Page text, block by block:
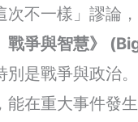
次不一樣」謬論
戰爭與智慧》
別是戰爭與政治
能在重大事件發